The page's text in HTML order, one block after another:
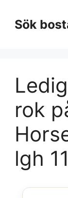
innehåll
Sök
rok
lgh